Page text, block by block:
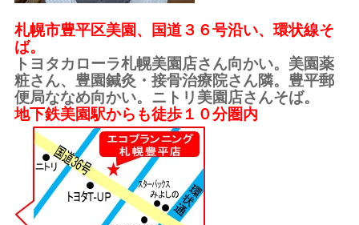
札幌市豊平区美園、国道３６号沿い、環状線そ
ば。
トヨタカローラ札幌美園店さん向かい。美園薬
粧さん、豊園鍼灸・接骨治療院さん隣。豊平郵
便局ななめ向かい。ニトリ美園店さんそば。
地下鉄美園駅からも徒歩１０分圏内